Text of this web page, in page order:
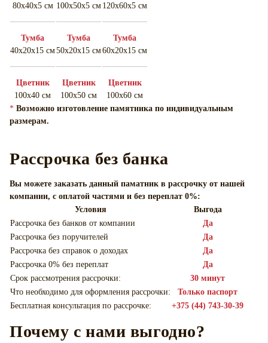
80х40х5 см
Тумба
40х20х15 см
Цветник
100х40 см
100х50х5 см
Тумба
50х20х15 см
Цветник
100х50 см
120х60х5 см
Тумба
60х20х15 см
Цветник
100х60 см
* Возможно изготовление памятника по индивидуальным
размерам.
Рассрочка без банка
Вы можете заказать данный паматник в рассрочку от нашей
компании, с оплатой частями и без переплат 0%:
Условия
Выгода
Рассрочка без банков от компании
Да
Рассрочка без поручителей
Да
Рассрочка без справок о доходах
Да
Рассрочка 0% без переплат
Да
Срок рассмотрения рассрочки:
30 минут
Что необходимо для оформления рассрочки:
Только паспорт
Бесплатная консультация по рассрочке:
+375 (44) 743-30-39
Почему с нами выгодно?